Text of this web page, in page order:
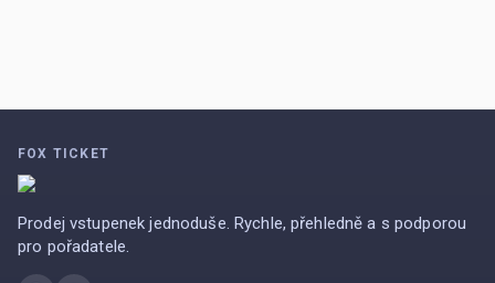
FOX TICKET
Prodej vstupenek jednoduše. Rychle, přehledně a s podporou
pro pořadatele.